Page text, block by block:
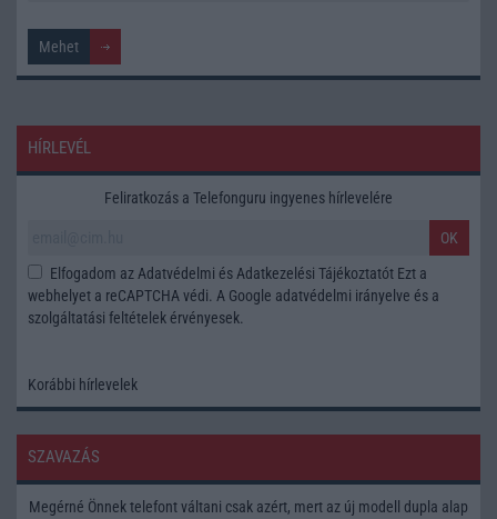
HÍRLEVÉL
Feliratkozás a Telefonguru ingyenes hírlevelére
OK
Elfogadom az Adatvédelmi és Adatkezelési Tájékoztatót Ezt a
webhelyet a reCAPTCHA védi. A Google adatvédelmi irányelve és a
szolgáltatási feltételek érvényesek.
Korábbi hírlevelek
SZAVAZÁS
Megérné Önnek telefont váltani csak azért, mert az új modell dupla alap